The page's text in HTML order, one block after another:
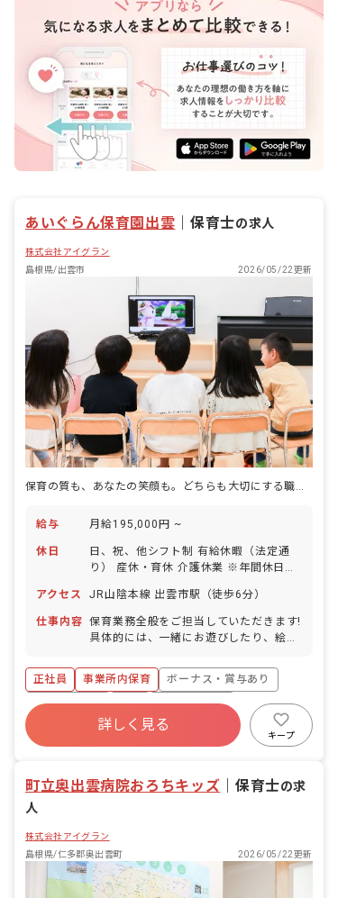
あいぐらん保育園出雲 ｜保育士の求人
株式会社アイグラン
島根県/出雲市
2026/05/22更新
保育の質も、あなたの笑顔も。どちらも大切にする職場で、明日の成長を育もう
給与 月給195,000円 ~
休日
日、祝、他シフト制 有給休暇（法定通
り） 産休・育休 介護休業 ※年間休日
アクセス
JR山陰本線 出雲市駅（徒歩6分）
仕事内容 保育業務全般をご担当していただきます!
具体的には、一緒にお遊びしたり、絵本
お昼寝、お着替え、お散歩などをお任せ
します!
正社員 事業所内保育
ボーナス・賞与あり
社会保険完備
有給
福利厚生充実
昇給昇進あり
産休育休制度
詳しく見る
キープ
町立奥出雲病院おろちキッズ 保育士の求
人
株式会社アイグラン
島根県/仁多郡奥出雲町
2026/05/22更新